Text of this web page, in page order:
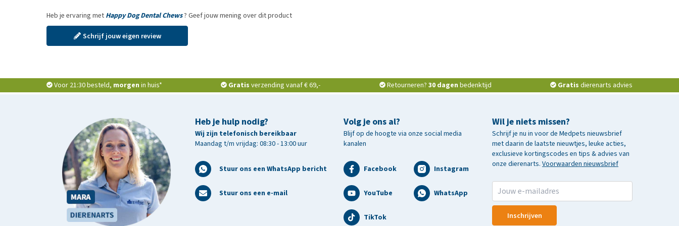
Heb je ervaring met Happy Dog Dental Chews? Geef jouw mening over dit product
Schrijf jouw eigen review
Voor 21:30 besteld, morgen in huis* Gratis verzending vanaf € 69,- Retourneren? 30 dagen bedenktijd Gratis dierenarts advies
Heb je hulp nodig?
Wij zijn telefonisch bereikbaar
Maandag t/m vrijdag: 08:30 - 13:00 uur
Stuur ons een WhatsApp bericht
Stuur ons een e-mail
Wil je niets missen?
Schrijf je nu in voor de Medpets nieuwsbrief
met daarin de laatste nieuwtjes, leuke acties,
exclusieve kortingscodes en tips & advies van
onze dierenarts. Voorwaarden nieuwsbrief
Inschrijven
Volg je ons al?
Blijf op de hoogte via onze social media
kanalen
Facebook Instagram
YouTube WhatsApp
TikTok